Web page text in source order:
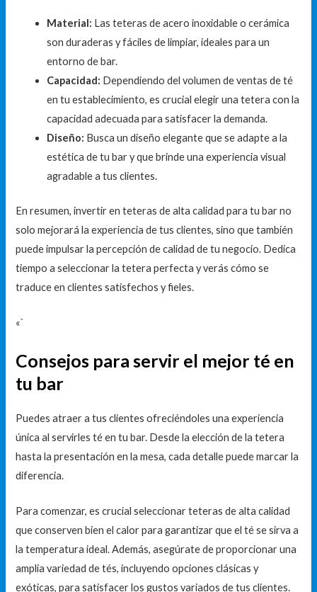
Material: Las teteras de acero inoxidable o cerámica
son duraderas y fáciles de limpiar, ideales para un
entorno de bar.
Capacidad: Dependiendo del volumen de ventas de té
en tu establecimiento, es crucial elegir una tetera con la
capacidad adecuada para satisfacer la demanda.
Diseño: Busca un diseño elegante que se adapte a la
estética de tu bar y que brinde una experiencia visual
agradable a tus clientes.
En resumen, invertir en teteras de alta calidad para tu bar no
solo mejorará la experiencia de tus clientes, sino que también
puede impulsar la percepción de calidad de tu negocio. Dedica
tiempo a seleccionar la tetera perfecta y verás cómo se
traduce en clientes satisfechos y fieles.
«`
Consejos para servir el mejor té en
tu bar
Puedes atraer a tus clientes ofreciéndoles una experiencia
única al servirles té en tu bar. Desde la elección de la tetera
hasta la presentación en la mesa, cada detalle puede marcar la
diferencia.
Para comenzar, es crucial seleccionar teteras de alta calidad
que conserven bien el calor para garantizar que el té se sirva a
la temperatura ideal. Además, asegúrate de proporcionar una
amplia variedad de tés, incluyendo opciones clásicas y
exóticas, para satisfacer los gustos variados de tus clientes.